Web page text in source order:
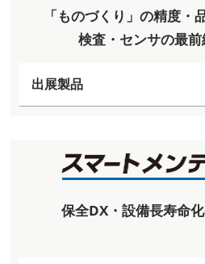
「ものづくり」の精度・
検査・センサの最
出展製品
保全DX・設備長寿命